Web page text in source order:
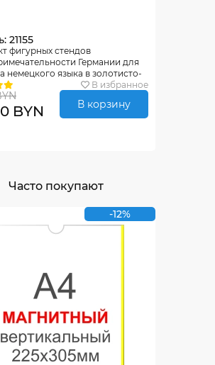
21155
фигурных стендов
Германии для
немецкого языка в золотисто-
тонах 270*350 мм, 350*270 мм
В избранное
BYN В корзину
Часто покупают
-12%